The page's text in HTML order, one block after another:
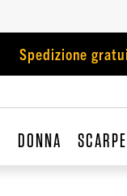
Spedizione
DONNA SCARPE